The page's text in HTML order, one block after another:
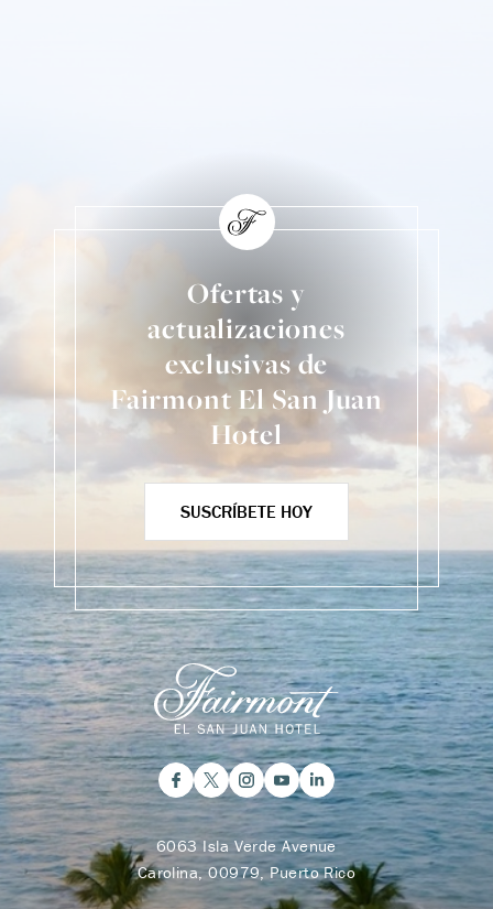
Ofertas y
actualizaciones
exclusivas de
Fairmont El San Juan
Hotel
SUSCRÍBETE HOY
6063 Isla Verde Avenue
Carolina, 00979, Puerto Rico